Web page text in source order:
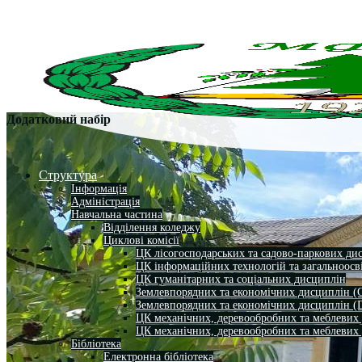
Структура
Інформація
Адміністрація
Навчальна частина
Відділення коледжу
Циклові комісії
ЦК лісогосподарських та садово-паркових
ЦК інформаційних технологій та
ЦК гуманітарних та соціальних дисциплін
Землевпорядних та економічних дисциплін
Землевпорядних та економічних дисциплін
ЦК механічних, деревообробних та
ЦК механічних, деревообробних та
Бібліотека
Електронна бібліотека
Додатковий набір